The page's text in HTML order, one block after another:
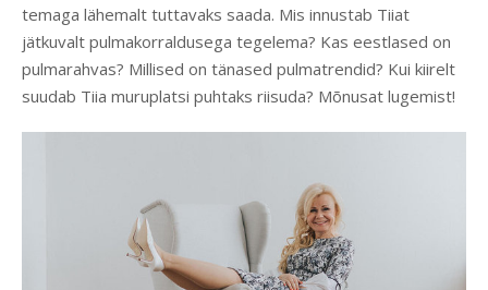
temaga lähemalt tuttavaks saada. Mis innustab Tiiat
jätkuvalt pulmakorraldusega tegelema? Kas eestlased on
pulmarahvas? Millised on tänased pulmatrendid? Kui kiirelt
suudab Tiia muruplatsi puhtaks riisuda? Mõnusat lugemist!